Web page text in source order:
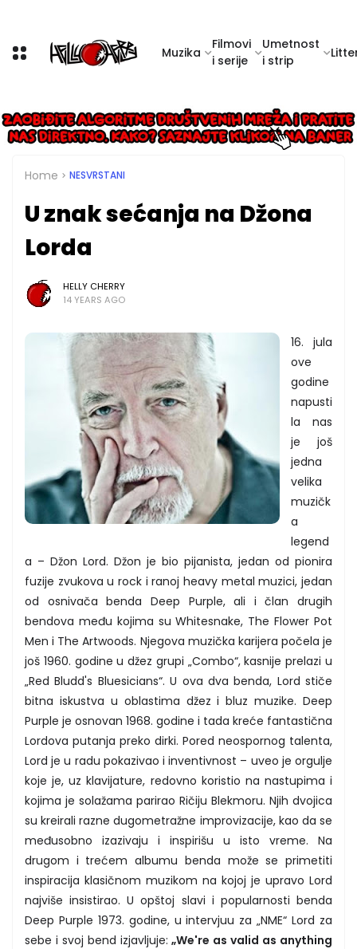
Muzika
Filmovi
i serije
Umetnost
i strip
Home NESVRSTANI
U znak sećanja na Džona
Lorda
HELLY CHERRY
14 YEARS AGO
16. jula
ove
godine
napusti
la nas
je još
jedna
velika
muzičk
a
legend
a – Džon Lord. Džon je bio pijanista, jedan od pionira
fuzije zvukova u rock i ranoj heavy metal muzici, jedan
od osnivača benda Deep Purple, ali i član drugih
bendova među kojima su Whitesnake, The Flower Pot
Men i The Artwoods. Njegova muzička karijera počela je
još 1960. godine u džez grupi „Combo“, kasnije prelazi u
„Red Bludd's Bluesicians“. U ova dva benda, Lord stiče
bitna iskustva u oblastima džez i bluz muzike. Deep
Purple je osnovan 1968. godine i tada kreće fantastična
Lordova putanja preko dirki. Pored neospornog talenta,
Lord je u radu pokazivao i inventivnost – uveo je orgulje
koje je, uz klavijature, redovno koristio na nastupima i
kojima je solažama parirao Ričiju Blekmoru. Njih dvojica
su kreirali razne dugometražne improvizacije, kao da se
međusobno izazivaju i inspirišu u isto vreme. Na
drugom i trećem albumu benda može se primetiti
inspiracija klasičnom muzikom na kojoj je upravo Lord
najviše insistirao. U opštoj slavi i popularnosti benda
Deep Purple 1973. godine, u intervjuu za „NME“ Lord za
sebe i svoj bend izjavljuje:„We're as valid as anything